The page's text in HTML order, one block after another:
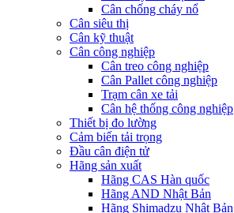
Cân chống cháy nổ
Cân siêu thị
Cân kỹ thuật
Cân công nghiệp
Cân treo công nghiệp
Cân Pallet công nghiệp
Trạm cân xe tải
Cân hệ thống công nghiệp
Thiết bị đo lường
Cảm biến tải trọng
Đầu cân điện tử
Hãng sản xuất
Hãng CAS Hàn quốc
Hãng AND Nhật Bản
Hãng Shimadzu Nhật Bản